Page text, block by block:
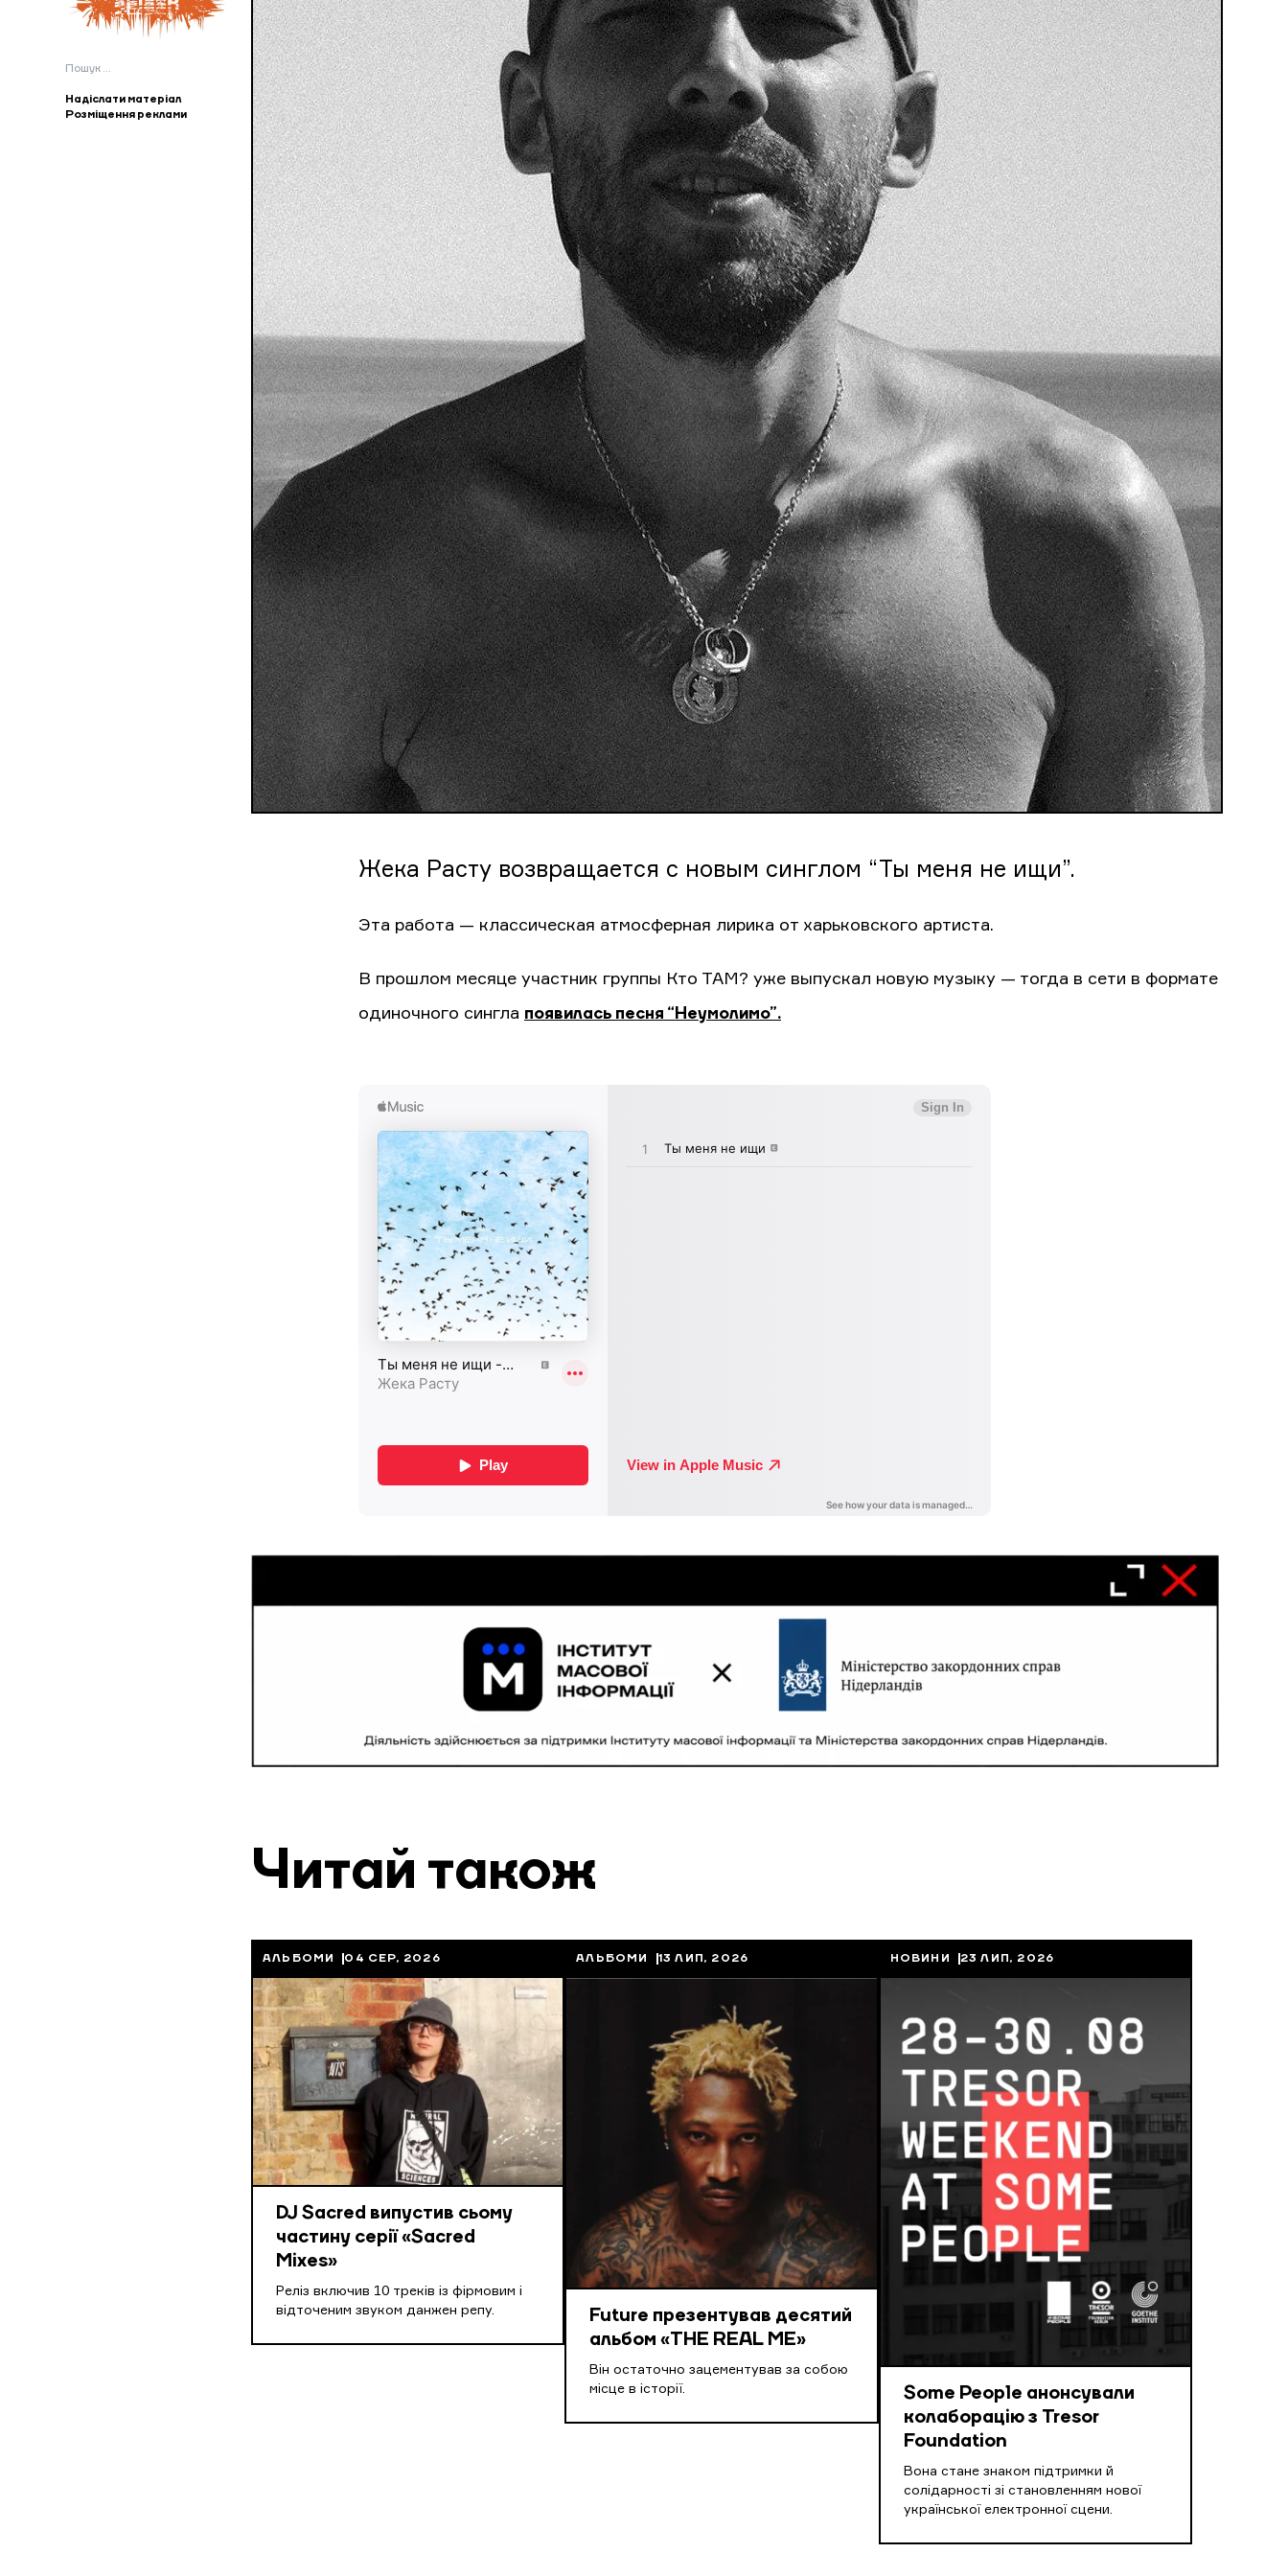
Пошук:
Надіслати матеріал
Розміщення реклами
Жека Расту возвращается с новым синглом “Ты меня не ищи”.
Эта работа — классическая атмосферная лирика от харьковского артиста.
В прошлом месяце участник группы Кто ТАМ? уже выпускал новую музыку — тогда в сети в формате
одиночного сингла появилась песня “Неумолимо”.
Читай також
АЛЬБОМИ 04 СЕР, 2026
DJ Sacred випустив сьому
частину серії «Sacred
Mixes»
Реліз включив 10 треків із фірмовим і
відточеним звуком данжен репу.
АЛЬБОМИ 13 ЛИП, 2026
Future презентував десятий
альбом «THE REAL ME»
Він остаточно зацементував за собою
місце в історії.
НОВИНИ 23 ЛИП, 2026
Some People анонсували
колаборацію з Tresor
Foundation
Вона стане знаком підтримки й
солідарності зі становленням нової
української електронної сцени.